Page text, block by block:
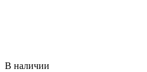
В наличии